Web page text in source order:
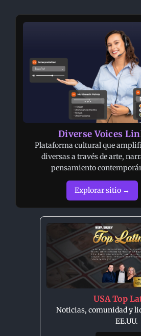
Diverse Voices
Plataforma cultural que
diversas a través de arte,
pensamiento
Explorar sitio →
USA Top
Noticias, comunidad y
EE.UU.